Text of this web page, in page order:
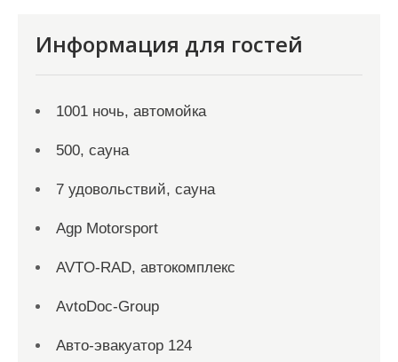
Информация для гостей
1001 ночь, автомойка
500, сауна
7 удовольствий, сауна
Agp Motorsport
AVTO-RAD, автокомплекс
AvtoDoc-Group
Aвто-эвакуатор 124